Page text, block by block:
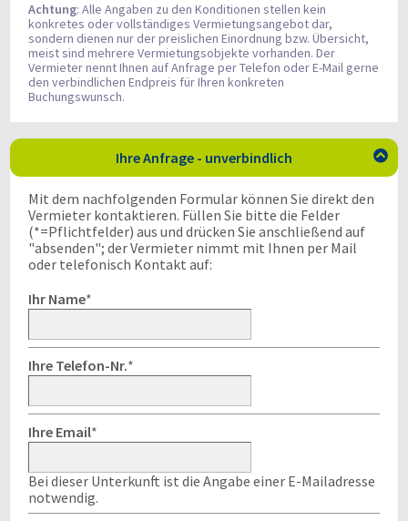
Achtung: Alle Angaben zu den Konditionen stellen kein
konkretes oder vollständiges Vermietungsangebot dar,
sondern dienen nur der preislichen Einordnung bzw. Übersicht,
meist sind mehrere Vermietungsobjekte vorhanden. Der
Vermieter nennt Ihnen auf Anfrage per Telefon oder E-Mail gerne
den verbindlichen Endpreis für Ihren konkreten
Buchungswunsch.
Ihre Anfrage - unverbindlich 
Mit dem nachfolgenden Formular können Sie direkt den
Vermieter kontaktieren. Füllen Sie bitte die Felder
(*=Pflichtfelder) aus und drücken Sie anschließend auf
"absenden"; der Vermieter nimmt mit Ihnen per Mail
oder telefonisch Kontakt auf:
Ihr Name*
Ihre Telefon-Nr.*
Ihre Email*
Bei dieser Unterkunft ist die Angabe einer E-Mailadresse
notwendig.